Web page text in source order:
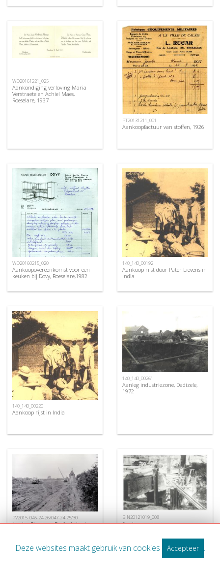
WD20161221_025
Aankondiging verloving Maria
Verstraete en Achiel Maes,
Roeselare, 1937
PT20131211_001
Aankoopfactuur van stoffen, 1926
WD20160215_020
Aankoopovereenkomst voor een
keuken bij Dovy, Roeselare,1982
140_140_00192
Aankoop rijst door Pater Lievens in
India
140_140_00220
Aankoop rijst in India
140_140_00261
Aanleg industriezone, Dadizele,
1972
PV2015_045-24-26/047-24-25/30
Aanleg Ringlaan, Dadizele juni
BIN20121019_008
Aanleg van de nieuwe
Deze websites maakt gebruik van cookies Accepteer .